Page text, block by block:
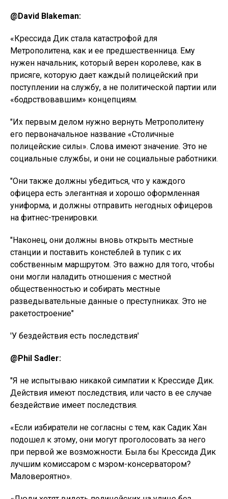
@David Blakeman:
«Крессида Дик стала катастрофой для
Метрополитена, как и ее предшественница. Ему
нужен начальник, который верен королеве, как в
присяге, которую дает каждый полицейский при
поступлении на службу, а не политической партии или
«бодрствовавшим» концепциям.
"Их первым делом нужно вернуть Метрополитену
его первоначальное название «Столичные
полицейские силы». Слова имеют значение. Это не
социальные службы, и они не социальные работники.
"Они также должны убедиться, что у каждого
офицера есть элегантная и хорошо оформленная
униформа, и должны отправить негодных офицеров
на фитнес-тренировки.
"Наконец, они должны вновь открыть местные
станции и поставить констеблей в тупик с их
собственным маршрутом. Это важно для того, чтобы
они могли наладить отношения с местной
общественностью и собирать местные
разведывательные данные о преступниках. Это не
ракетостроение"
'У бездействия есть последствия'
@Phil Sadler:
"Я не испытываю никакой симпатии к Крессиде Дик.
Действия имеют последствия, или часто в ее случае
бездействие имеет последствия.
«Если избиратели не согласны с тем, как Садик Хан
подошел к этому, они могут проголосовать за него
при первой же возможности. Была бы Крессида Дик
лучшим комиссаром с мэром-консерватором?
Маловероятно».